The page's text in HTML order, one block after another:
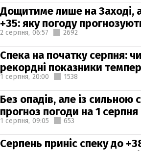
Дощитиме лише на Заході,
+35: яку погоду
2 серпня, 06:57 2692
Спека на початку серпня:
рекордні показники
1 серпня, 20:00 1538
Без опадів, але із сильною
прогноз погоди на 1 серпня
1 серпня, 09:05 653
Серпень приніс спеку до